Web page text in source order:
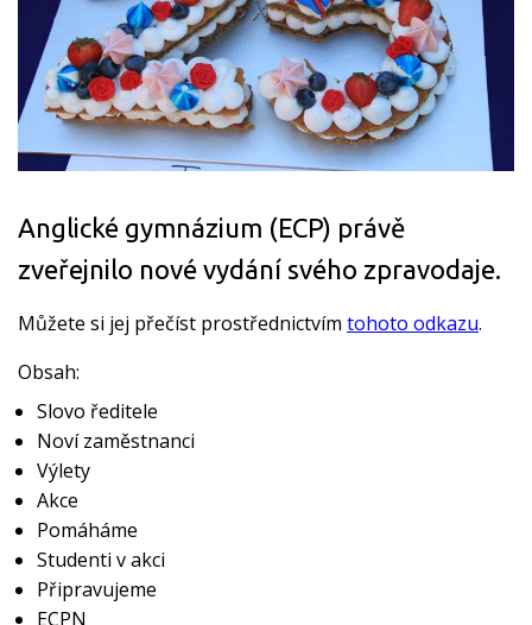
Anglické gymnázium (ECP) právě
zveřejnilo nové vydání svého zpravodaje.
Můžete si jej přečíst prostřednictvím tohoto odkazu.
Obsah:
Slovo ředitele
Noví zaměstnanci
Výlety
Akce
Pomáháme
Studenti v akci
Připravujeme
ECPN